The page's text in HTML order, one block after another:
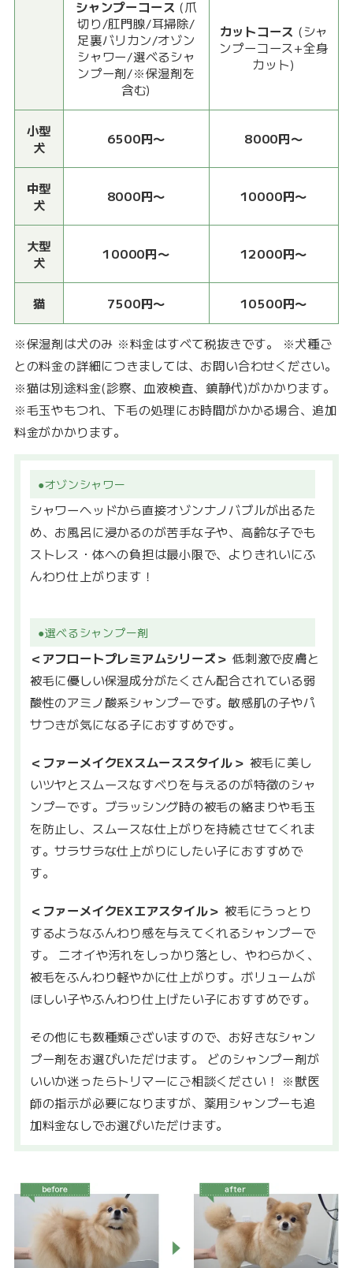
シャンプーコース (爪
切り/肛門腺/耳掃除/
足裏バリカン/オゾン
シャワー/選べるシャ
ンプー剤/※保湿剤を
含む)
カットコース (シャ
ンプーコース+全身
カット)
小型
犬
6500円〜 8000円〜
中型
犬
8000円〜 10000円〜
大型
犬
10000円〜 12000円〜
猫 7500円〜 10500円〜
※保湿剤は犬のみ ※料金はすべて税抜きです。 ※犬種ご
との料金の詳細につきましては、お問い合わせください。
※猫は別途料金(診察、血液検査、鎮静代)がかかります。
※毛玉やもつれ、下毛の処理にお時間がかかる場合、追加
料金がかかります。
●オゾンシャワー
シャワーヘッドから直接オゾンナノバブルが出るた
め、お風呂に浸かるのが苦手な子や、高齢な子でも
ストレス・体への負担は最小限で、よりきれいにふ
んわり仕上がります！
●選べるシャンプー剤
＜アフロートプレミアムシリーズ＞ 低刺激で皮膚と
被毛に優しい保湿成分がたくさん配合されている弱
酸性のアミノ酸系シャンプーです。敏感肌の子やパ
サつきが気になる子におすすめです。
＜ファーメイクEXスムーススタイル＞ 被毛に美し
いツヤとスムースなすべりを与えるのが特徴のシャ
ンプーです。ブラッシング時の被毛の絡まりや毛玉
を防止し、スムースな仕上がりを持続させてくれま
す。サラサラな仕上がりにしたい子におすすめで
す。
＜ファーメイクEXエアスタイル＞ 被毛にうっとり
するようなふんわり感を与えてくれるシャンプーで
す。 ニオイや汚れをしっかり落とし、やわらかく、
被毛をふんわり軽やかに仕上がりす。ボリュームが
ほしい子やふんわり仕上げたい子におすすめです。
その他にも数種類ございますので、お好きなシャン
プー剤をお選びいただけます。 どのシャンプー剤が
いいか迷ったらトリマーにご相談ください！ ※獣医
師の指示が必要になりますが、薬用シャンプーも追
加料金なしでお選びいただけます。